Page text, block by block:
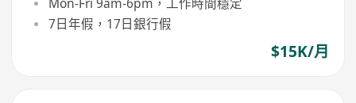
7日年假，17日銀行假
$15K/月